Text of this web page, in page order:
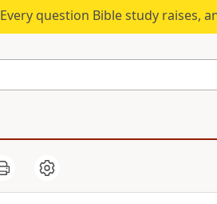
Every question Bible study raises,